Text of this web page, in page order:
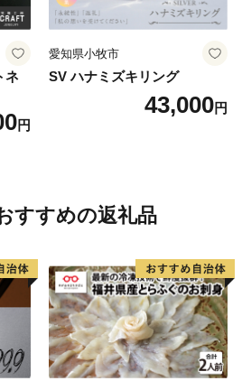
ネ
円
愛知県小牧市
SV ハナミズキリング
43,000円
すすめの返礼品